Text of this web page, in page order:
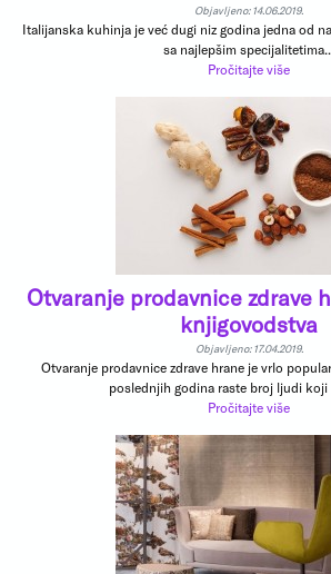
Objavljeno: 14.06.2019.
Italijanska kuhinja je već dugi niz godina jedna od
sa najlepšim specijalitetima...
Pročitajte više
Otvaranje prodavnice zdrave
knjigovodstva
Objavljeno: 17.04.2019.
Otvaranje prodavnice zdrave hrane je vrlo
poslednjih godina raste broj ljudi koji
Pročitajte više